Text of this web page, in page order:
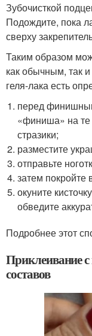
Зубочисткой
Подождите, пока
сверху
Таким образом
как обычным, так
геля-лака есть
перед
«финиша» на те
стразики;
разместите
отправьте
затем
окуните
обведите
Подробнее этот
Приклеивание
составов